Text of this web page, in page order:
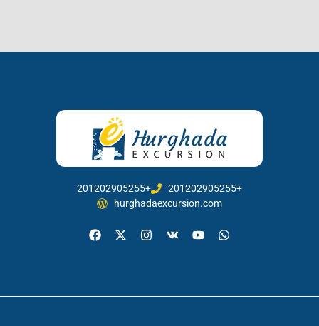
201202905255+
201202905255+
hurghadaexcursion.com